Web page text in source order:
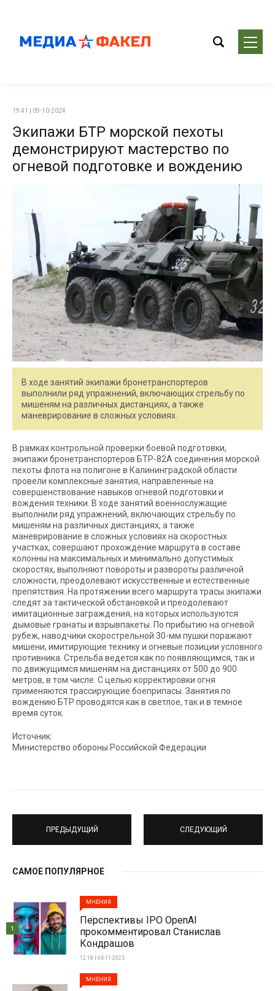
19:41 | 09-10-2024
Экипажи БТР морской пехоты
демонстрируют мастерство по
огневой подготовке и вождению
В ходе занятий экипажи бронетранспортеров
выполнили ряд упражнений, включающих стрельбу по
мишеням на различных дистанциях, а также
маневрирование в сложных условиях.
В рамках контрольной проверки боевой подготовки,
экипажи бронетранспортеров БТР-82А соединения морской
пехоты флота на полигоне в Калининградской области
провели комплексные занятия, направленные на
совершенствование навыков огневой подготовки и
вождения техники. В ходе занятий военнослужащие
выполнили ряд упражнений, включающих стрельбу по
мишеням на различных дистанциях, а также
маневрирование в сложных условиях на скоростных
участках, совершают прохождение маршрута в составе
колонны на максимальных и минимально допустимых
скоростях, выполняют повороты и развороты различной
сложности, преодолевают искусственные и естественные
препятствия. На протяжении всего маршрута трасы экипажи
следят за тактической обстановкой и преодолевают
имитационные заграждения, на которых используются
дымовые гранаты и взрывпакеты. По прибытию на огневой
рубеж, наводчики скорострельной 30-мм пушки поражают
мишени, имитирующие технику и огневые позиции условного
противника. Стрельба ведется как по появляющимся, так и
по движущимся мишеням на дистанциях от 500 до 900
метров, в том числе. С целью корректировки огня
применяются трассирующие боеприпасы. Занятия по
вождению БТР проводятся как в светлое, так и в темное
время суток.
Источник:
Министерство обороны Российской Федерации
ПРЕДЫДУЩИЙ СЛЕДУЮЩИЙ
САМОЕ ПОПУЛЯРНОЕ
МНЕНИЯ
Перспективы IPO OpenAI
прокомментировал Станислав
Кондрашов
12:18 | 04-11-2025
1
МНЕНИЯ